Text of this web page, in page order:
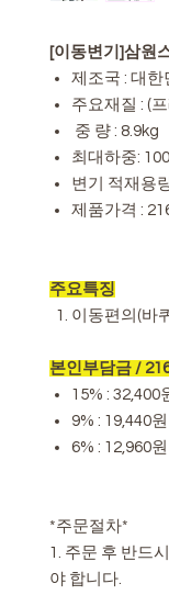
[이동변기]삼원
제조국 : 대한
주요재질 : (
중 량 : 8.9kg
최대하중:
변기 적재용
제품가격 :
주요특징
이동편의(바
본인부담금 /
15% : 32,400
9% : 19,440원
6% : 12,960원
*주문절차*
1. 주문 후 반드
야 합니다.